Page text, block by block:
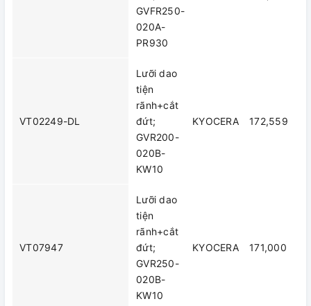
GVFR250-
020A-
PR930
VT02249-DL
Lưỡi dao
tiện
rãnh+cắt
đứt;
GVR200-
020B-
KW10
KYOCERA 172,559
VT07947
Lưỡi dao
tiện
rãnh+cắt
đứt;
GVR250-
020B-
KW10
KYOCERA 171,000